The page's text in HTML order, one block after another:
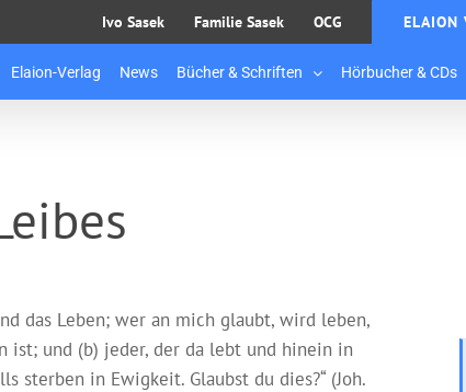
Ivo Sasek Familie Sasek OCG ELAION
Elaion-Verlag News Bücher & Schriften Hörbucher & CDs
das Leben; wer an mich glaubt, wird leben,
ist; und (b) jeder, der da lebt und hinein in
sterben in Ewigkeit. Glaubst du dies?“ (Joh.